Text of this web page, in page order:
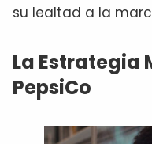
su lealtad a la
La Estrategia
PepsiCo